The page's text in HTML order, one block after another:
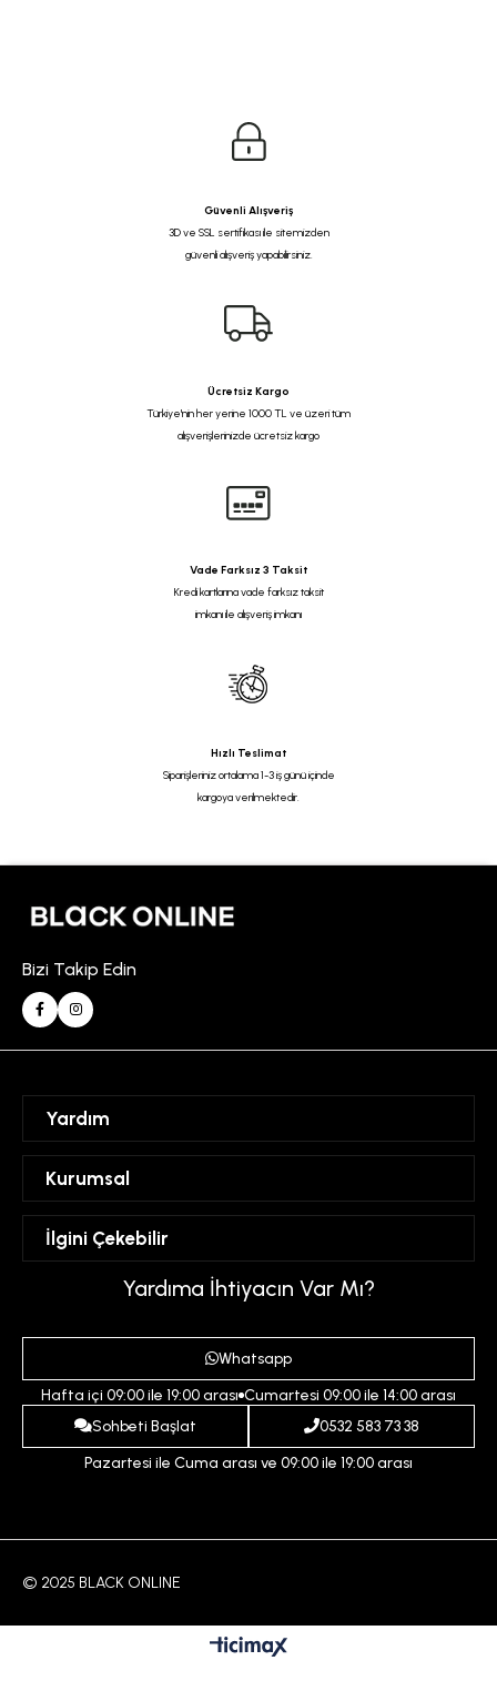
Güvenli Alışveriş
3D ve SSL sertifikası ile sitemizden
güvenli alışveriş yapabilirsiniz.
Ücretsiz Kargo
Türkiye'nin her yerine 1000 TL ve üzeri tüm
alışverişlerinizde ücretsiz kargo
Vade Farksız 3 Taksit
Kredi kartlarına vade farksız taksit
imkanı ile alışveriş imkanı
Hızlı Teslimat
Siparişleriniz ortalama 1-3 iş günü içinde
kargoya verilmektedir.
Bizi Takip Edin
Yardım
Hesabım
Favorilerim
Kurumsal
Mesafeli Satış Sözleşmesi
Üyelik Sözleşmesi
Gizlilik ve Güvenlik Politikası
Ödeme ve Teslimat Koşulları
İptal ve İade Koşulları
İlgini Çekebilir
İndirim
Yardıma İhtiyacın Var Mı?
Whatsapp
Hafta içi 09:00 ile 19:00 arası Cumartesi 09:00 ile 14:00 arası
Sohbeti Başlat
0532 583 73 38
Pazartesi ile Cuma arası ve 09:00 ile 19:00 arası
© 2025 BLACK ONLINE